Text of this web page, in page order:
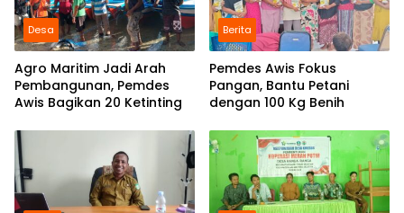
Desa
Agro Maritim Jadi Arah
Pembangunan, Pemdes
Awis Bagikan 20 Ketinting
Berita
Pemdes Awis Fokus
Pangan, Bantu Petani
dengan 100 Kg Benih